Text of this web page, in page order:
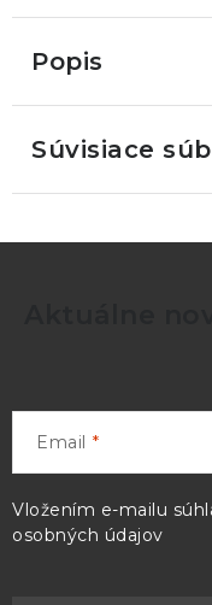
Popis
Súvisiace
Email
Vložením e-mailu
osobných údajov